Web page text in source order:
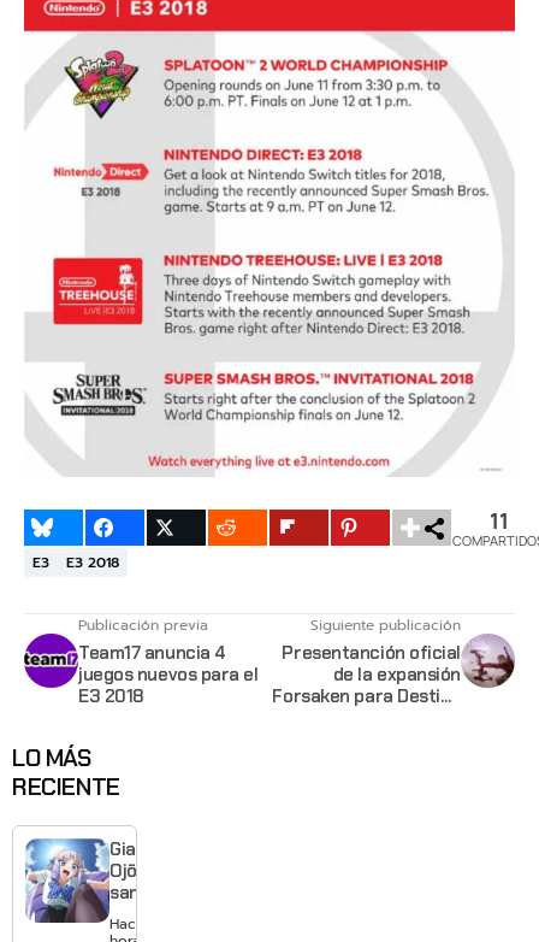
11
E3 E3 2018
Publicación previa
Team17 anuncia 4
juegos nuevos para el
E3 2018
Siguiente publicación
Presentanción oficial
de la expansión
Forsaken para Destiny
LO MÁS
RECIENTE
Giant
Ojō-
sama
revela
visual y
Hace 20